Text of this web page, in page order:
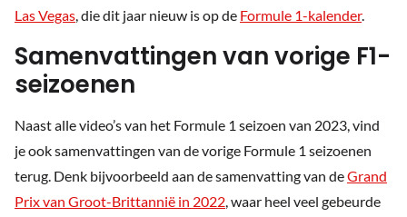
Las Vegas, die dit jaar nieuw is op de Formule 1-kalender.
Samenvattingen van vorige F1-
seizoenen
Naast alle video’s van het Formule 1 seizoen van 2023, vind
je ook samenvattingen van de vorige Formule 1 seizoenen
terug. Denk bijvoorbeeld aan de samenvatting van deGrand
Prix van Groot-Brittannië in 2022, waar heel veel gebeurde